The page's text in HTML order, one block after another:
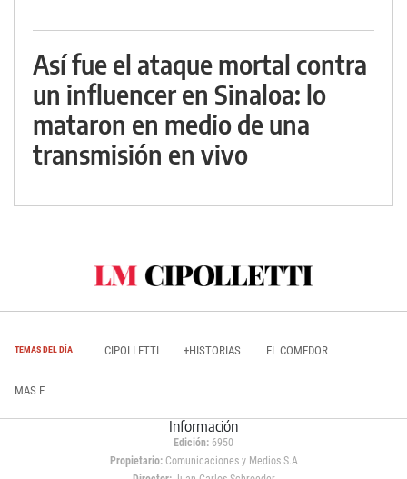
Así fue el ataque mortal contra
un influencer en Sinaloa: lo
mataron en medio de una
transmisión en vivo
TEMAS DEL DÍA CIPOLLETTI +HISTORIAS EL COMEDOR
MAS E
Información
Edición: 6950
Propietario:Comunicaciones y Medios S.A